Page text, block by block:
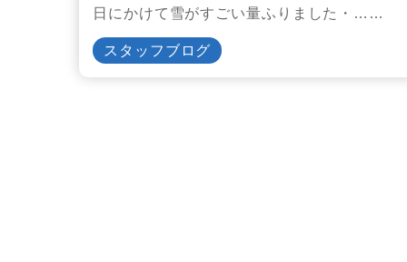
日にかけて雪がすごい量ふりました・……
スタッフブログ